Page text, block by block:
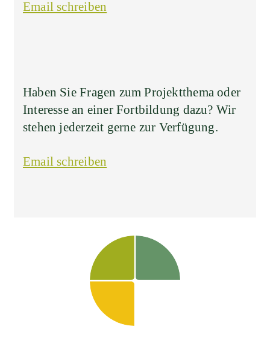
Email schreiben
Haben Sie Fragen zum Projektthema oder
Interesse an einer Fortbildung dazu? Wir
stehen jederzeit gerne zur Verfügung.
Email schreiben